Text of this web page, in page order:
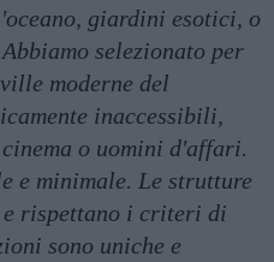
giardini esotici, o
selezionato per
moderne del
inaccessibili,
o uomini d'affari.
e minimale. Le strutture
e rispettano i criteri di
sono uniche e